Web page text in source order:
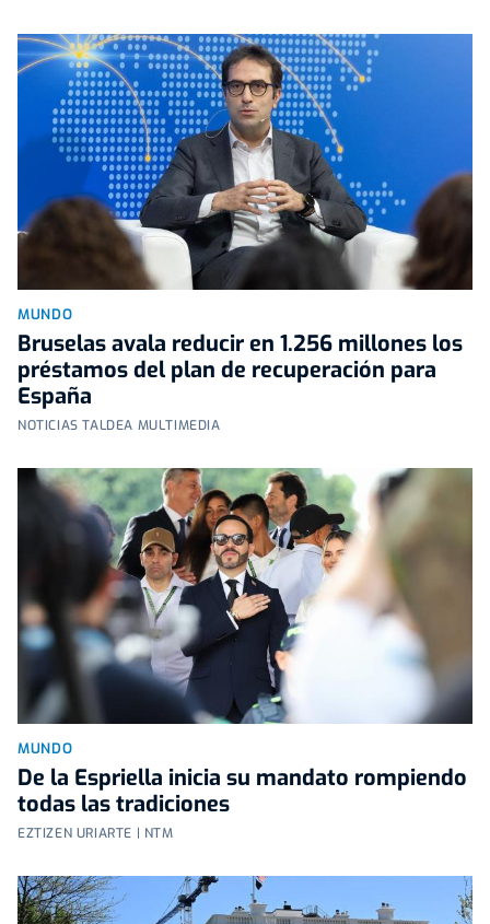
MUNDO
Bruselas avala reducir en 1.256 millones los
préstamos del plan de recuperación para
España
NOTICIAS TALDEA MULTIMEDIA
MUNDO
De la Espriella inicia su mandato rompiendo
todas las tradiciones
EZTIZEN URIARTE | NTM